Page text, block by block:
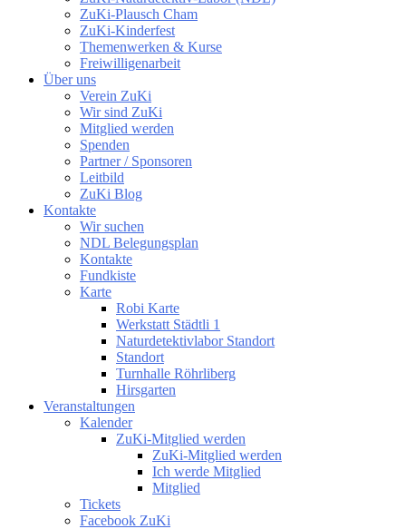
ZuKi-Plausch Cham
ZuKi-Kinderfest
Themenwerken & Kurse
Freiwilligenarbeit
Über uns
Verein ZuKi
Wir sind ZuKi
Mitglied werden
Spenden
Partner / Sponsoren
Leitbild
ZuKi Blog
Kontakte
Wir suchen
NDL Belegungsplan
Kontakte
Fundkiste
Karte
Robi Karte
Werkstatt Städtli 1
Naturdetektivlabor Standort
Standort
Turnhalle Röhrliberg
Hirsgarten
Veranstaltungen
Kalender
ZuKi-Mitglied werden
ZuKi-Mitglied werden
Ich werde Mitglied
Mitglied
Tickets
Facebook ZuKi